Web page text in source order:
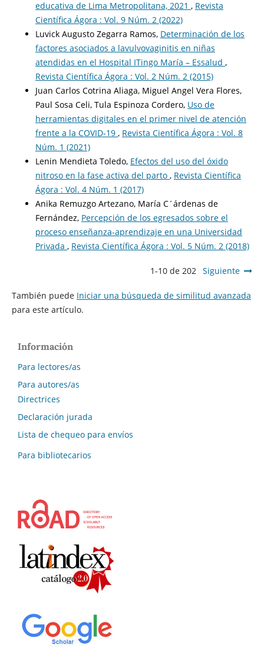
educativa de Lima Metropolitana, 2021 , Revista
Científica Ágora : Vol. 9 Núm. 2 (2022)
Luvick Augusto Zegarra Ramos, Determinación de los
factores asociados a lavulvovaginitis en niñas
atendidas en el Hospital ITingo María – Essalud ,
Revista Científica Ágora : Vol. 2 Núm. 2 (2015)
Juan Carlos Cotrina Aliaga, Miguel Angel Vera Flores,
Paul Sosa Celi, Tula Espinoza Cordero, Uso de
herramientas digitales en el primer nivel de atención
frente a la COVID-19 , Revista Científica Ágora : Vol. 8
Núm. 1 (2021)
Lenin Mendieta Toledo, Efectos del uso del óxido
nitroso en la fase activa del parto , Revista Científica
Ágora : Vol. 4 Núm. 1 (2017)
Anika Remuzgo Artezano, María C´árdenas de
Fernández, Percepción de los egresados sobre el
proceso enseñanza-aprendizaje en una Universidad
Privada , Revista Científica Ágora : Vol. 5 Núm. 2 (2018)
1-10 de 202 Siguiente
También puede Iniciar una búsqueda de similitud avanzada
para este artículo.
Información
Para lectores/as
Para autores/as
Directrices
Declaración jurada
Lista de chequeo para envíos
Para bibliotecarios